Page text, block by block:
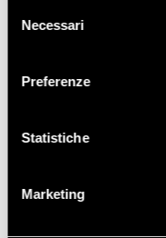
delNecessari
Preferenze
Statistiche
Marketing